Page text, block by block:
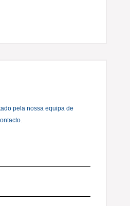
pela nossa equipa de